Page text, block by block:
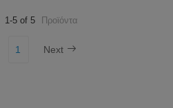
1-5 of 5 Προϊόντα
1 Next